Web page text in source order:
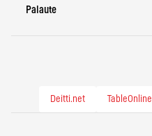
Palaute
Deitti.net TableOnline